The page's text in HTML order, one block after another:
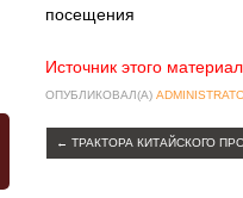
посещения
Источник этого
ОПУБЛИКОВАЛ(А)
← ТРАКТОРА КИТАЙСКОГО